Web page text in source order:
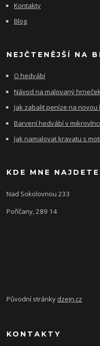
Kontakty
Blog
NEJČTENĚJŠÍ NA
O hedvábí
Návod na malovaný
Jak zabalit peníze na novou
Barvení hedvábí v
Jak namalovat kravatu s
KDE MNE NAJDETE
Nad Sokolovnou 233
Poříčany, 289 14
Původní stránky dzejn.cz
KONTAKTY